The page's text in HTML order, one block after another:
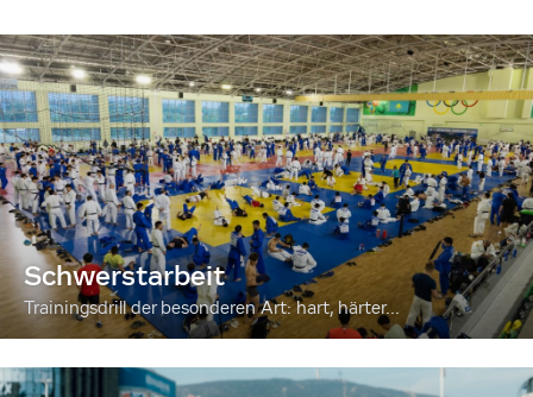
Schwerstarbeit
Trainingsdrill der besonderen Art: hart, härter...